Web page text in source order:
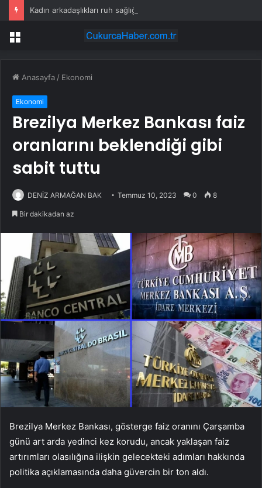
Kadın arkadaşlıkları ruh sağlığını güçlendiriyor
Menü
Anasayfa / Ekonomi
Ekonomi
Brezilya Merkez Bankası faiz
oranlarını beklendiği gibi
sabit tuttu
DENİZ ARMAĞAN BAK Temmuz 10, 2023 0 8
Bir dakikadan az
Brezilya Merkez Bankası, gösterge faiz oranını Çarşamba
günü art arda yedinci kez korudu, ancak yaklaşan faiz
artırımları olasılığına ilişkin gelecekteki adımları hakkında
politika açıklamasında daha güvercin bir ton aldı.